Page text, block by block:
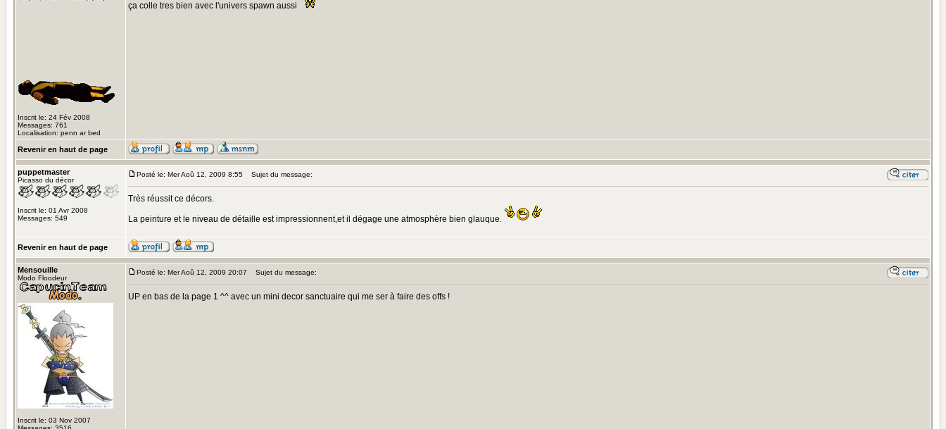
Inscrit le: 24 Fév 2008
Messages: 761
Localisation: penn ar bed
ça colle tres bien avec l'univers spawn aussi
Revenir en haut de page
puppetmaster
Picasso du décor
Inscrit le: 01 Avr 2008
Messages: 549
Posté le: Mer Aoû 12, 2009 8:55 Sujet du message:
Très réussit ce décors.
La peinture et le niveau de détaille est impressionnent,et il dégage une atmosphère bien glauque.
Revenir en haut de page
Mensouille
Modo Floodeur
Inscrit le: 03 Nov 2007
Posté le: Mer Aoû 12, 2009 20:07 Sujet du message:
UP en bas de la page 1 ^^ avec un mini decor sanctuaire qui me ser à faire des offs !